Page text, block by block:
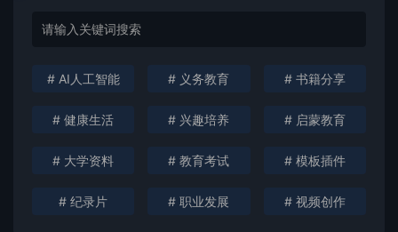
# AI人工智能 # 义务教育 # 书籍分享
# 健康生活 # 兴趣培养 # 启蒙教育
# 大学资料 # 教育考试 # 模板插件
# 纪录片 # 职业发展 # 视频创作